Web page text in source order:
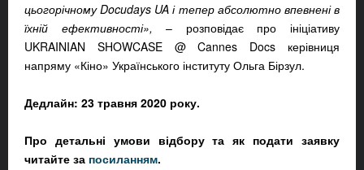
цьогорічному Docudays UA і тепер абсолютно впевнені в
їхній ефективності», – розповідає про ініціативу
UKRAINIAN SHOWCASE @ Cannes Docs керівниця
напряму «Кіно» Українського інституту Ольга Бірзул.
Дедлайн: 23 травня 2020 року.
Про детальні умови відбору та як подати заявку
читайте за посиланням.